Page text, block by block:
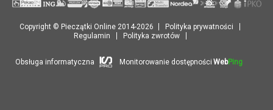
Copyright © Pieczątki Online 2014-2026
Polityka prywatności
Regulamin
Polityka zwrotów
Obsługa informatyczna Monitorowanie dostępności WebPing